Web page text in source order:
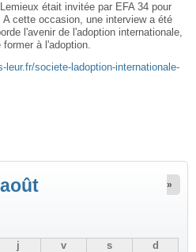
était invitée par EFA 34 pour
cette occasion, une interview a été
l'avenir de l'adoption internationale,
à l'adoption.
leur.fr/societe-ladoption-internationale-
août »
j v s
d